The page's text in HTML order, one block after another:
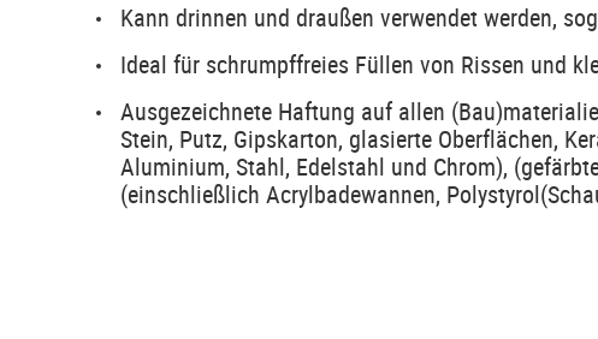
Kann drinnen und draußen verwendet werden,
Ideal für schrumpffreies Füllen von Rissen und
Ausgezeichnete Haftung auf allen
Stein, Putz, Gipskarton, glasierte Oberflächen,
Aluminium, Stahl, Edelstahl und Chrom),
(einschließlich Acrylbadewannen,